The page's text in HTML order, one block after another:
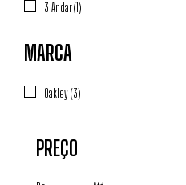
3 Andar (1)
MARCA
Oakley (3)
PREÇO